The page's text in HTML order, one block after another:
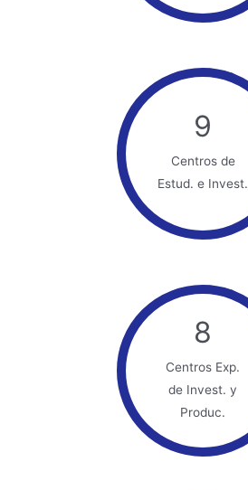
9
Centros de
Estud. e Invest.
8
Centros Exp.
de Invest. y
Produc.